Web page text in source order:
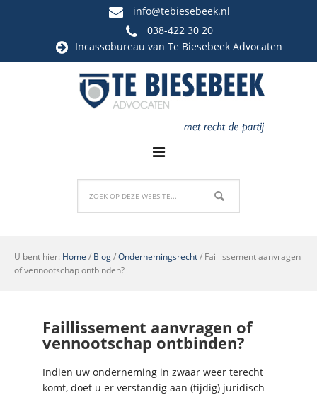
info@tebiesebeek.nl
038-422 30 20
Incassobureau van Te Biesebeek Advocaten
U bent hier: Home / Blog/Ondernemingsrecht/ Faillissement aanvragen
of vennootschap ontbinden?
Faillissement aanvragen of
vennootschap ontbinden?
Indien uw onderneming in zwaar weer terecht
komt, doet u er verstandig aan (tijdig) juridisch